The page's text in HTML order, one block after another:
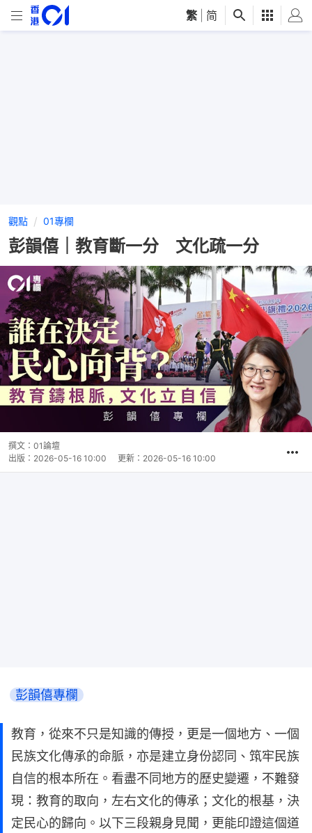
繁 简
觀點 01專欄
彭韻僖｜教育斷一分 文化疏一分
撰文： 01論壇
出版： 2026-05-16 10:00 更新： 2026-05-16 10:00
彭韻僖專欄
教育，從來不只是知識的傳授，更是一個地方、一個
民族文化傳承的命脈，亦是建立身份認同、筑牢民族
自信的根本所在。看盡不同地方的歷史變遷，不難發
現：教育的取向，左右文化的傳承；文化的根基，決
定民心的歸向。以下三段親身見聞，更能印證這個道